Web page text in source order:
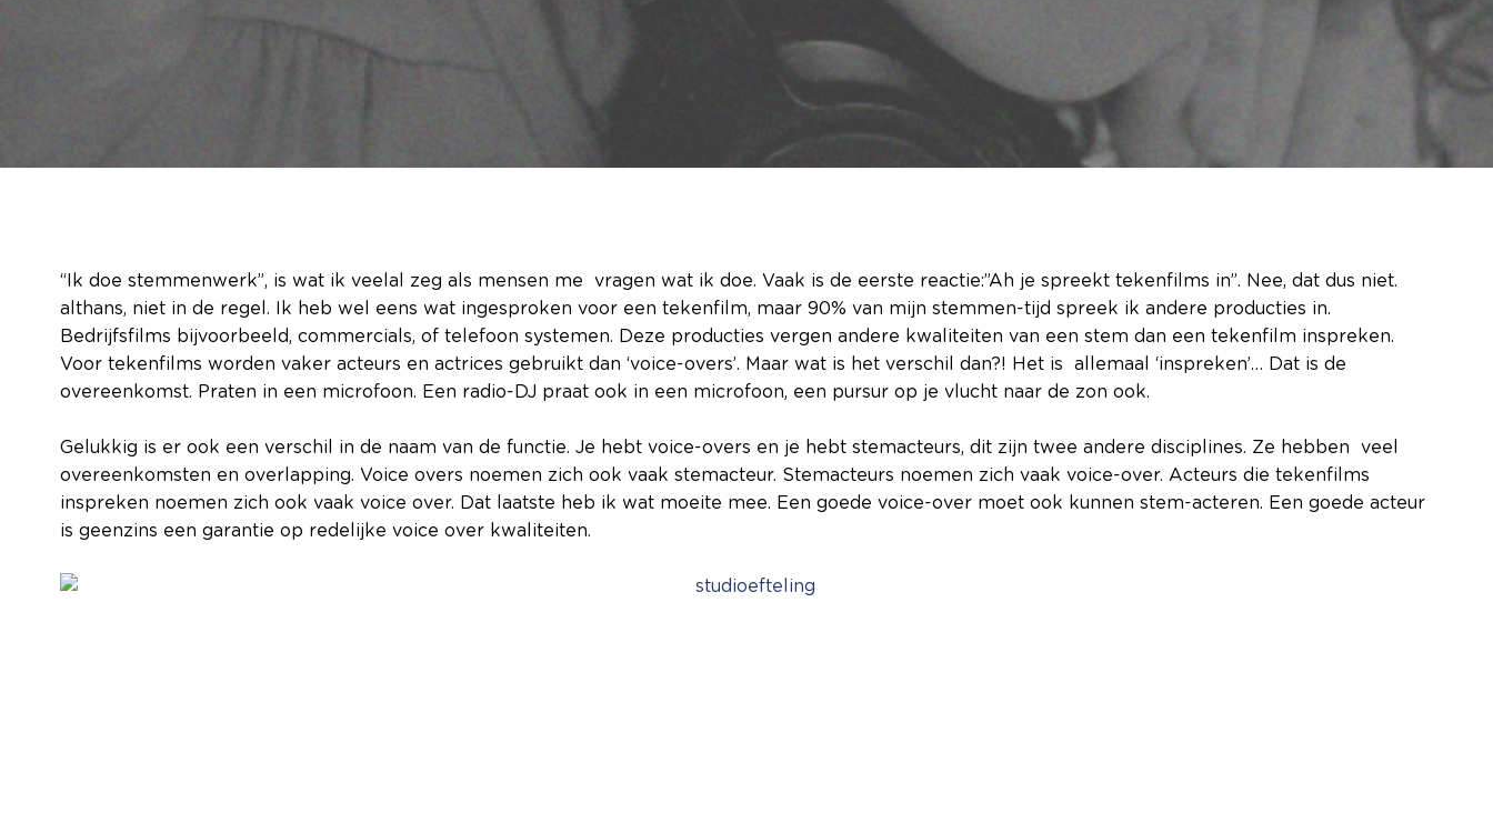
“Ik doe stemmenwerk”, is wat ik veelal zeg als mensen me vragen wat ik doe. Vaak is de eerste reactie:”Ah je spreekt tekenfilms in”. Nee, dat dus niet.
althans, niet in de regel. Ik heb wel eens wat ingesproken voor een tekenfilm, maar 90% van mijn stemmen-tijd spreek ik andere producties in.
Bedrijfsfilms bijvoorbeeld, commercials, of telefoon systemen. Deze producties vergen andere kwaliteiten van een stem dan een tekenfilm inspreken.
Voor tekenfilms worden vaker acteurs en actrices gebruikt dan ‘voice-overs’. Maar wat is het verschil dan?! Het is allemaal ‘inspreken’… Dat is de
overeenkomst. Praten in een microfoon. Een radio-DJ praat ook in een microfoon, een pursur op je vlucht naar de zon ook.
Gelukkig is er ook een verschil in de naam van de functie. Je hebt voice-overs en je hebt stemacteurs, dit zijn twee andere disciplines. Ze hebben veel
overeenkomsten en overlapping. Voice overs noemen zich ook vaak stemacteur. Stemacteurs noemen zich vaak voice-over. Acteurs die tekenfilms
inspreken noemen zich ook vaak voice over. Dat laatste heb ik wat moeite mee. Een goede voice-over moet ook kunnen stem-acteren. Een goede acteur
is geenzins een garantie op redelijke voice over kwaliteiten.